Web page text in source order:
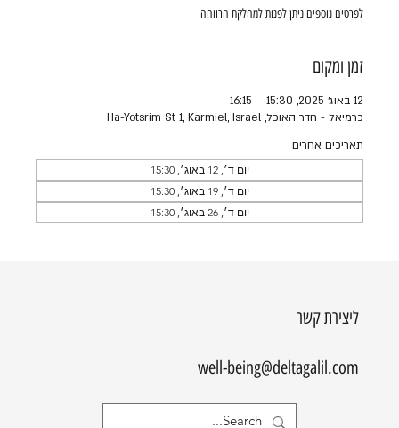
לפרטים נוספים ניתן לפנות למחלקת הרווחה
זמן ומקום
12 באוג׳ 2025, 15:30 – 16:15
כרמיאל - חדר האוכל, Ha-Yotsrim St 1, Karmiel, Israel
תאריכים אחרים
יום ד׳, 12 באוג׳, 15:30
יום ד׳, 19 באוג׳, 15:30
יום ד׳, 26 באוג׳, 15:30
ליצירת קשר
well-being@deltagalil.com